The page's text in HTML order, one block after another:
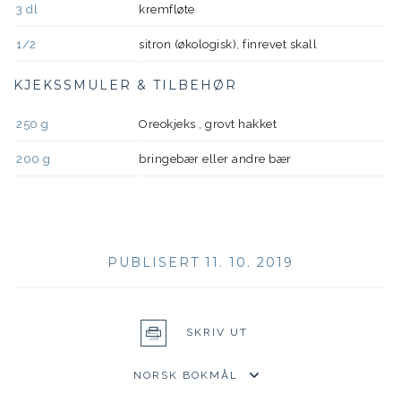
3 dl kremfløte
1/2 sitron (økologisk), finrevet skall
KJEKSSMULER & TILBEHØR
250 g Oreokjeks , grovt hakket
200 g bringebær eller andre bær
PUBLISERT 11. 10. 2019
SKRIV UT